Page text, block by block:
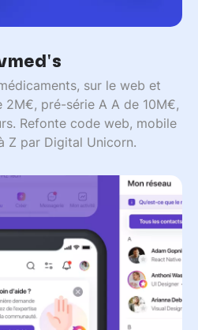
sur le web et
2M€, pré-série A A de 10M€,
Refonte code web, mobile
Z par Digital Unicorn.